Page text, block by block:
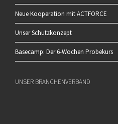
Neue Kooperation mit ACTFORCE
Unser Schutzkonzept
Basecamp: Der 6-Wochen Probekurs
UNSER BRANCHENVERBAND